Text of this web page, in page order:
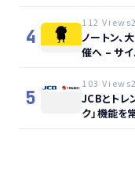
4
112 Views
ノートン、
催へ – サ
5
103 Views
JCBとトレ
ク」機能を